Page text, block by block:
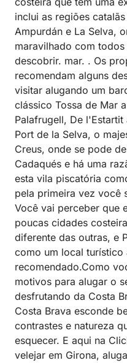
inclui as regiões
Ampurdán e La Selva,
maravilhado com
descobrir. mar. . Os
recomendam alguns
visitar alugando um
clássico Tossa de Mar
Palafrugell, De l'Estartit
Port de la Selva, o
Creus, onde se pode
Cadaqués e há uma
esta vila piscatória
pela primeira vez você
Você vai perceber que
poucas cidades
diferente das outras, e
como um local turístico
recomendado.Como
motivos para alugar o
desfrutando da Costa
Costa Brava esconde
contrastes e natureza
esquecer. E aqui na
velejar em Girona,